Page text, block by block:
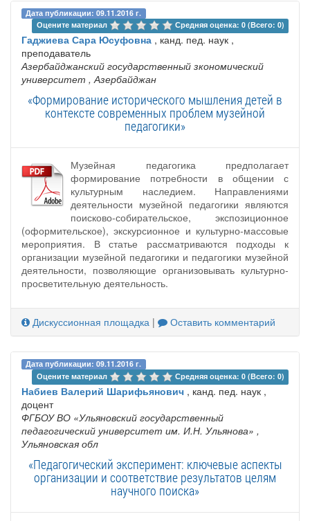
Дата публикации: 09.11.2016 г.
Оцените материал
Средняя оценка: 0 (Всего: 0)
Гаджиева Сара Юсуфовна , канд. пед. наук ,
преподаватель
Азербайджанский государственный зкономический
университет , Азербайджан
«Формирование исторического мышления детей в
контексте современных проблем музейной
педагогики»
Музейная педагогика предполагает
формирование потребности в общении с
культурным наследием. Направлениями
деятельности музейной педагогики являются
поисково-собирательское, экспозиционное
(оформительское), экскурсионное и культурно-массовые
мероприятия. В статье рассматриваются подходы к
организации музейной педагогики и педагогики музейной
деятельности, позволяющие организовывать культурно-
просветительную деятельность.
Дискуссионная площадка | Оставить комментарий
Дата публикации: 09.11.2016 г.
Оцените материал
Средняя оценка: 0 (Всего: 0)
Набиев Валерий Шарифьянович , канд. пед. наук ,
доцент
ФГБОУ ВО «Ульяновский государственный
педагогический университет им. И.Н. Ульянова» ,
Ульяновская обл
«Педагогический эксперимент: ключевые аспекты
организации и соответствие результатов целям
научного поиска»